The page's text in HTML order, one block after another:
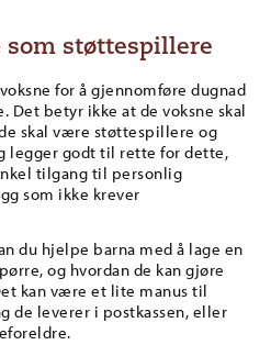
som støttespillere
for å gjennomføre dugnad
Det betyr ikke at de voksne skal
skal være støttespillere og
legger godt til rette for dette,
tilgang til personlig
som ikke krever
du hjelpe barna med å lage en
og hvordan de kan gjøre
kan være et lite manus til
de leverer i postkassen, eller